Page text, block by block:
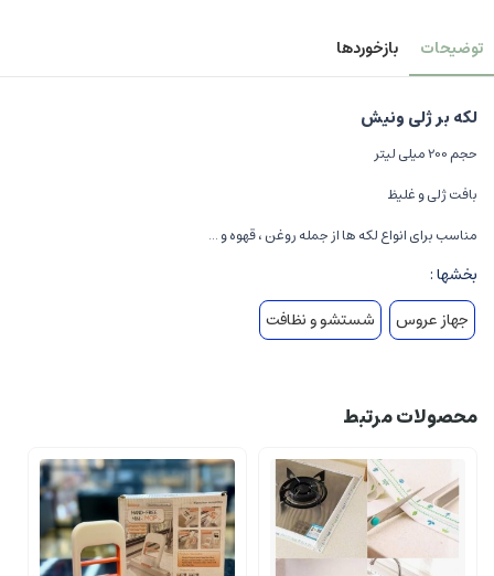
توضیحات بازخوردها
لكه بر ژلی ونیش
حجم 200 میلی لیتر
بافت ژلی و غلیظ
مناسب برای انواع لکه ها از جمله روغن ، قهوه و ...
بخشها :
جهاز عروس
شستشو و نظافت
محصولات مرتبط